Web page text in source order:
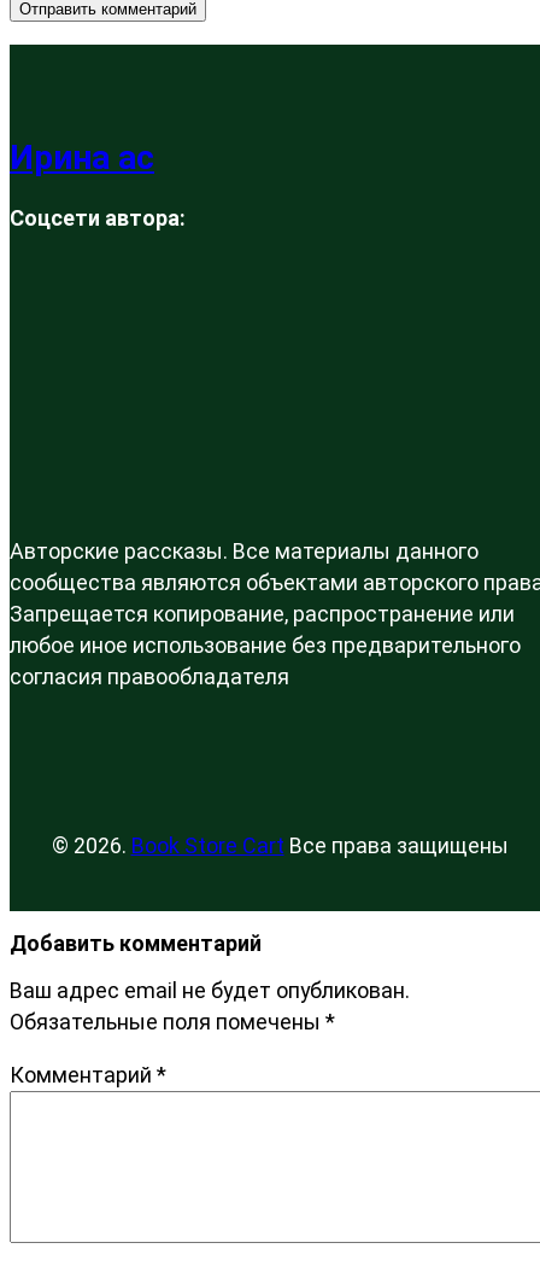
Ирина ас
Соцсети автора:
Авторские рассказы. Все материалы данного
сообщества являются объектами авторского
Запрещается копирование, распространение или
любое иное использование без предварительного
согласия правообладателя
© 2026. Book Store Cart Все права защищены
Добавить комментарий
Ваш адрес email не будет опубликован.
Обязательные поля помечены *
Комментарий *